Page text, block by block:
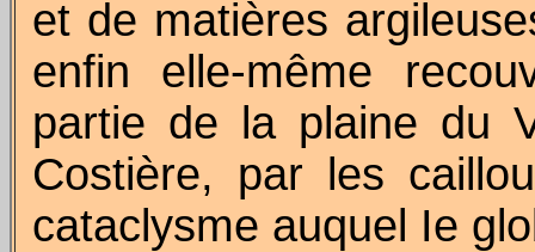
et de matières
enfin elle-même
partie de la plaine du
Costière, par les
cataclysme auquel Ie